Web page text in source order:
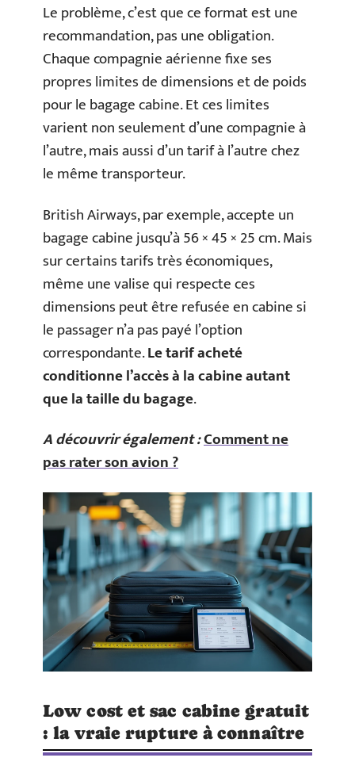
Le problème, c’est que ce format est une
recommandation, pas une obligation.
Chaque compagnie aérienne fixe ses
propres limites de dimensions et de poids
pour le bagage cabine. Et ces limites
varient non seulement d’une compagnie à
l’autre, mais aussi d’un tarif à l’autre chez
le même transporteur.
British Airways, par exemple, accepte un
bagage cabine jusqu’à 56 × 45 × 25 cm. Mais
sur certains tarifs très économiques,
même une valise qui respecte ces
dimensions peut être refusée en cabine si
le passager n’a pas payé l’option
correspondante.Le tarif acheté
conditionne l’accès à la cabine autant
que la taille du bagage.
A découvrir également :Comment ne
pas rater son avion ?
Low cost et sac cabine gratuit
: la vraie rupture à connaître